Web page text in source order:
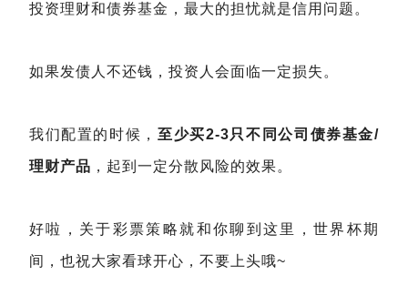
投资理财和债券基金，最大的担忧就是信用问题。
如果发债人不还钱，投资人会面临一定损失。
我们配置的时候， 至少买2-3只不同公司债券基金/
理财产品 ，起到一定分散风险的效果。
好啦，关于彩票策略就和你聊到这里，世界杯期
间，也祝大家看球开心，不要上头哦~